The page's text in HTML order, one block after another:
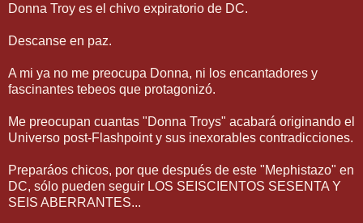
Donna Troy es el chivo expiratorio de DC.
Descanse en paz.
A mi ya no me preocupa Donna, ni los encantadores y
fascinantes tebeos que protagonizó.
Me preocupan cuantas "Donna Troys" acabará originando el
Universo post-Flashpoint y sus inexorables contradicciones.
Preparáos chicos, por que después de este "Mephistazo" en
DC, sólo pueden seguir LOS SEISCIENTOS SESENTA Y
SEIS ABERRANTES...